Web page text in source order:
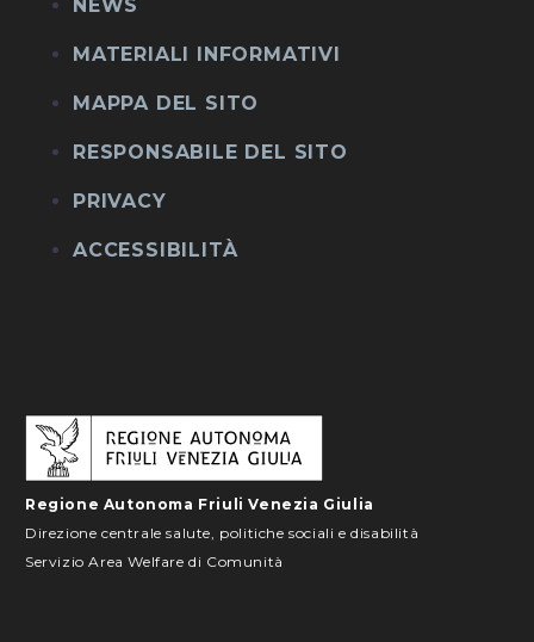
NEWS
MATERIALI INFORMATIVI
MAPPA DEL SITO
RESPONSABILE DEL SITO
PRIVACY
ACCESSIBILITÀ
Regione Autonoma Friuli Venezia Giulia
Direzione centrale salute, politiche sociali e disabilità
Servizio Area Welfare di Comunità